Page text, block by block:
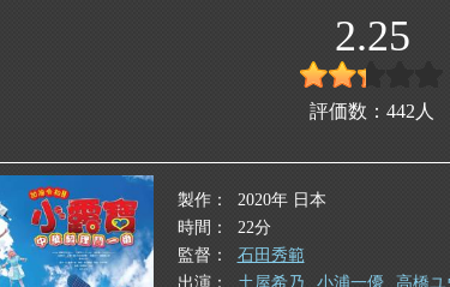
2.25
評価数： 442 人
製作
2020年 日本
時間
22分
監督
石田秀範
出演
土屋希乃 小浦一優 高橋ユ